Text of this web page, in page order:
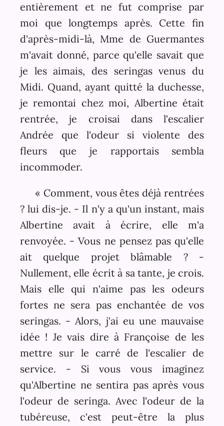
entièrement et ne fut comprise par
moi que longtemps après. Cette fin
d'après-midi-là, Mme de Guermantes
m'avait donné, parce qu'elle savait que
je les aimais, des seringas venus du
Midi. Quand, ayant quitté la duchesse,
je remontai chez moi, Albertine était
rentrée, je croisai dans l'escalier
Andrée que l'odeur si violente des
fleurs que je rapportais sembla
incommoder.
« Comment, vous êtes déjà rentrées
? lui dis-je. - Il n'y a qu'un instant, mais
Albertine avait à écrire, elle m'a
renvoyée. - Vous ne pensez pas qu'elle
ait quelque projet blâmable ? -
Nullement, elle écrit à sa tante, je crois.
Mais elle qui n'aime pas les odeurs
fortes ne sera pas enchantée de vos
seringas. - Alors, j'ai eu une mauvaise
idée ! Je vais dire à Françoise de les
mettre sur le carré de l'escalier de
service. - Si vous vous imaginez
qu'Albertine ne sentira pas après vous
l'odeur de seringa. Avec l'odeur de la
tubéreuse, c'est peut-être la plus